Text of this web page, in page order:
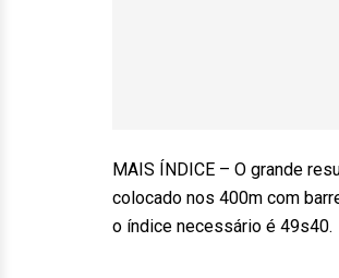
MAIS ÍNDICE – O grande
colocado nos 400m com
o índice necessário é 49s40.